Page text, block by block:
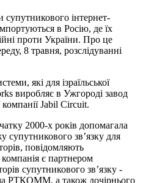
інтернет-
в Росію, де їх
проти України. Про це
8 травня, розслідуванні
які для ізраїльської
виробляє в Ужгороді завод
компанії Jabil Circuit.
2000-х років допомагала
супутникового звʼязку для
повідомляють
компанія є партнером
супутникового звʼязку -
РТКОММ, а також дочірнього